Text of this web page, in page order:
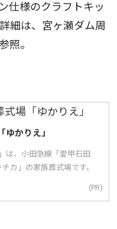
仕様のクラフトキッ
細は、宮ヶ瀬ダム周
照。
かりえ」
は、小田急線「愛甲石田
カ」の家族葬式場です。
(PR)